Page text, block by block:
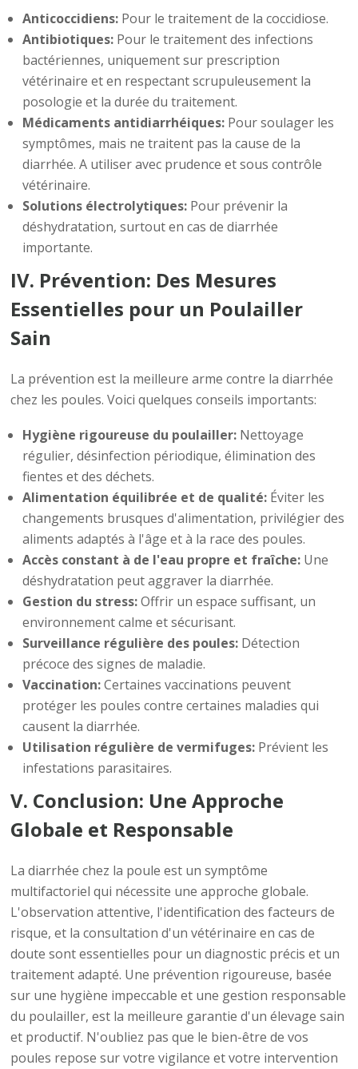
Anticoccidiens: Pour le traitement de la coccidiose.
Antibiotiques: Pour le traitement des infections
bactériennes, uniquement sur prescription
vétérinaire et en respectant scrupuleusement la
posologie et la durée du traitement.
Médicaments antidiarrhéiques: Pour soulager les
symptômes, mais ne traitent pas la cause de la
diarrhée. A utiliser avec prudence et sous contrôle
vétérinaire.
Solutions électrolytiques: Pour prévenir la
déshydratation, surtout en cas de diarrhée
importante.
IV. Prévention: Des Mesures
Essentielles pour un Poulailler
Sain
La prévention est la meilleure arme contre la diarrhée
chez les poules. Voici quelques conseils importants:
Hygiène rigoureuse du poulailler: Nettoyage
régulier, désinfection périodique, élimination des
fientes et des déchets.
Alimentation équilibrée et de qualité: Éviter les
changements brusques d'alimentation, privilégier des
aliments adaptés à l'âge et à la race des poules.
Accès constant à de l'eau propre et fraîche: Une
déshydratation peut aggraver la diarrhée.
Gestion du stress:Offrir un espace suffisant, un
environnement calme et sécurisant.
Surveillance régulière des poules: Détection
précoce des signes de maladie.
Vaccination:Certaines vaccinations peuvent
protéger les poules contre certaines maladies qui
causent la diarrhée.
Utilisation régulière de vermifuges: Prévient les
infestations parasitaires.
V. Conclusion: Une Approche
Globale et Responsable
La diarrhée chez la poule est un symptôme
multifactoriel qui nécessite une approche globale.
L'observation attentive, l'identification des facteurs de
risque, et la consultation d'un vétérinaire en cas de
doute sont essentielles pour un diagnostic précis et un
traitement adapté. Une prévention rigoureuse, basée
sur une hygiène impeccable et une gestion responsable
du poulailler, est la meilleure garantie d'un élevage sain
et productif. N'oubliez pas que le bien-être de vos
poules repose sur votre vigilance et votre intervention